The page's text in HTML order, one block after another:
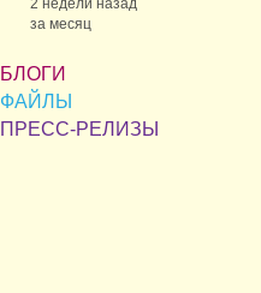
2 недели назад
за месяц
БЛОГИ
ФАЙЛЫ
ПРЕСС-РЕЛИЗЫ